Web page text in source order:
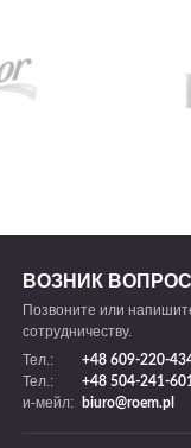
ВОЗНИК
Позвоните или
сотрудничеству.
Тел.:
+48 609-220-
Тел.: +48 504-241-
и-мейл: biuro@roem.pl